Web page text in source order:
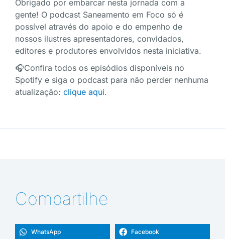
Obrigado por embarcar nesta jornada com a
gente! O podcast Saneamento em Foco só é
possível através do apoio e do empenho de
nossos ilustres apresentadores, convidados,
editores e produtores envolvidos nesta iniciativa.
🎧Confira todos os episódios disponíveis no
Spotify e siga o podcast para não perder nenhuma
atualização: clique aqui.
Compartilhe
WhatsApp Facebook